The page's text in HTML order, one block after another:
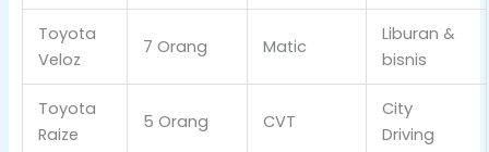
Toyota
Veloz
7 Orang Matic
Liburan &
bisnis
Toyota
Raize
5 Orang CVT
City
Driving